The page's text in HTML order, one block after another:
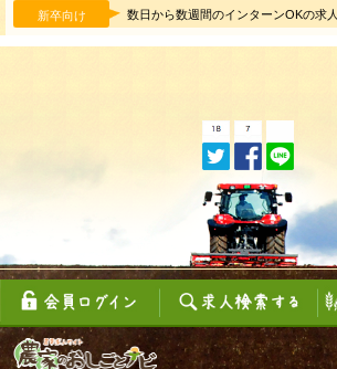
新卒向け 数日から数週間のインターンOKの求人